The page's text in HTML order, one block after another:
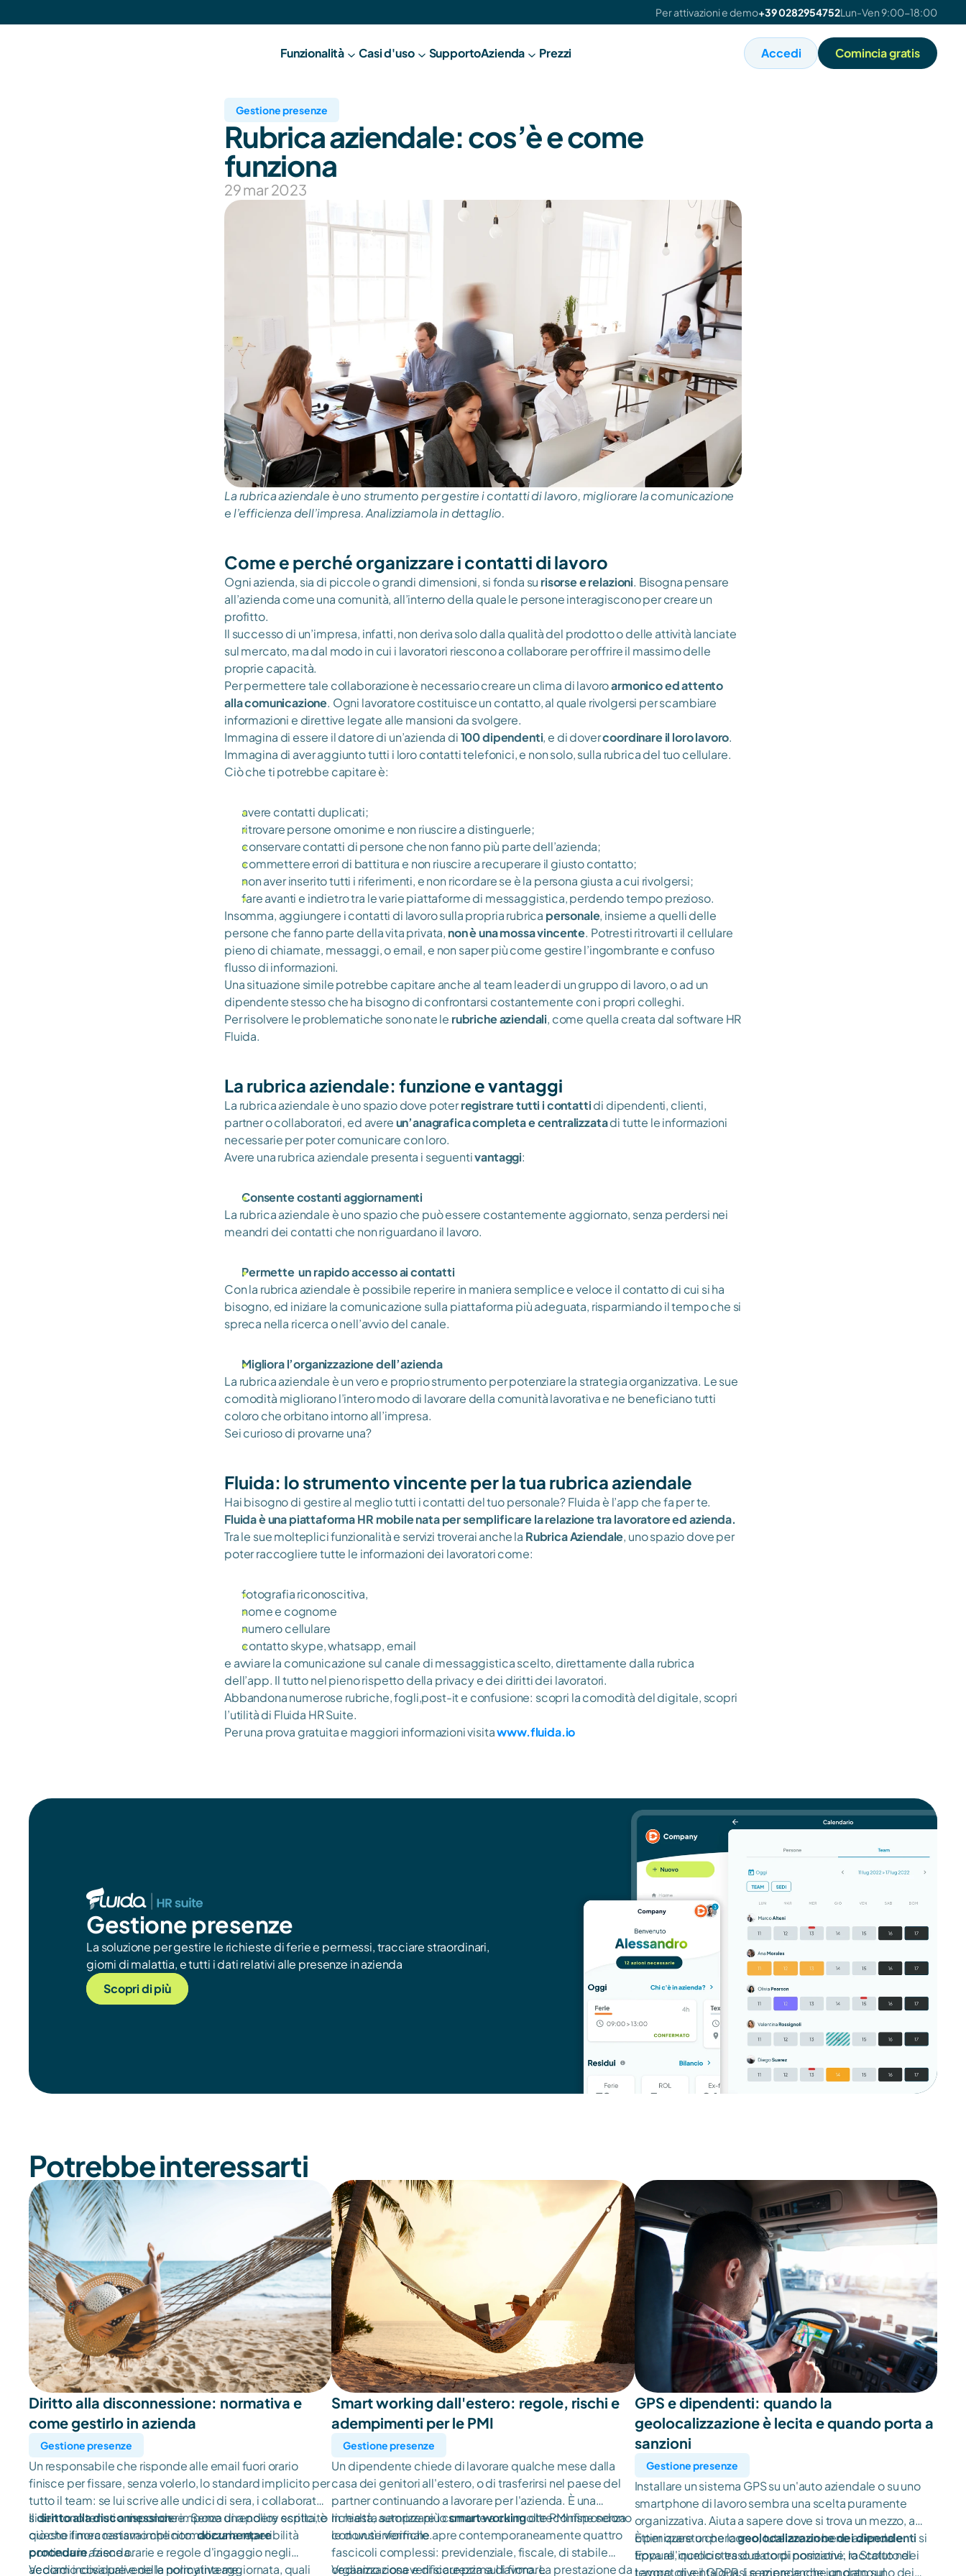
Per attivazioni e demo+39 0282954752Lun-Ven 9:00-18:00
Funzionalità Casi d'uso SupportoAzienda Prezzi Accedi Comincia gratis
Gestione presenze
Rubrica aziendale: cos’è e come
funziona
29 mar 2023
La rubrica aziendale è uno strumento per gestire i contatti di lavoro, migliorare la comunicazione
e l’efficienza dell’impresa. Analizziamola in dettaglio.
Come e perché organizzare i contatti di lavoro
Ogni azienda, sia di piccole o grandi dimensioni, si fonda su risorse e relazioni. Bisogna pensare
all’azienda come una comunità, all’interno della quale le persone interagiscono per creare un
profitto.
Il successo di un’impresa, infatti, non deriva solo dalla qualità del prodotto o delle attività lanciate
sul mercato, ma dal modo in cui i lavoratori riescono a collaborare per offrire il massimo delle
proprie capacità.
Per permettere tale collaborazione è necessario creare un clima di lavoro armonico ed attento
alla comunicazione. Ogni lavoratore costituisce un contatto, al quale rivolgersi per scambiare
informazioni e direttive legate alle mansioni da svolgere.
Immagina di essere il datore di un’azienda di 100 dipendenti, e di dover coordinare il loro lavoro.
Immagina di aver aggiunto tutti i loro contatti telefonici, e non solo, sulla rubrica del tuo cellulare.
Ciò che ti potrebbe capitare è:
avere contatti duplicati;
ritrovare persone omonime e non riuscire a distinguerle;
conservare contatti di persone che non fanno più parte dell’azienda;
commettere errori di battitura e non riuscire a recuperare il giusto contatto;
non aver inserito tutti i riferimenti, e non ricordare se è la persona giusta a cui rivolgersi;
fare avanti e indietro tra le varie piattaforme di messaggistica, perdendo tempo prezioso.
Insomma, aggiungere i contatti di lavoro sulla propria rubrica personale, insieme a quelli delle
persone che fanno parte della vita privata, non è una mossa vincente. Potresti ritrovarti il cellulare
pieno di chiamate, messaggi, o email, e non saper più come gestire l’ingombrante e confuso
flusso di informazioni.
Una situazione simile potrebbe capitare anche al team leader di un gruppo di lavoro, o ad un
dipendente stesso che ha bisogno di confrontarsi costantemente con i propri colleghi.
Per risolvere le problematiche sono nate le rubriche aziendali, come quella creata dal software HR
Fluida.
La rubrica aziendale: funzione e vantaggi
La rubrica aziendale è uno spazio dove poter registrare tutti i contatti di dipendenti, clienti,
partner o collaboratori, ed avere un’anagrafica completa e centralizzata di tutte le informazioni
necessarie per poter comunicare con loro.
Avere una rubrica aziendale presenta i seguenti vantaggi:
Consente costanti aggiornamenti
La rubrica aziendale è uno spazio che può essere costantemente aggiornato, senza perdersi nei
meandri dei contatti che non riguardano il lavoro.
Permette  un rapido accesso ai contatti
Con la rubrica aziendale è possibile reperire in maniera semplice e veloce il contatto di cui si ha
bisogno, ed iniziare la comunicazione sulla piattaforma più adeguata, risparmiando il tempo che si
spreca nella ricerca o nell’avvio del canale.
Migliora l’organizzazione dell’azienda
La rubrica aziendale è un vero e proprio strumento per potenziare la strategia organizzativa. Le sue
comodità migliorano l’intero modo di lavorare della comunità lavorativa e ne beneficiano tutti
coloro che orbitano intorno all’impresa.
Sei curioso di provarne una?
Fluida: lo strumento vincente per la tua rubrica aziendale
Hai bisogno di gestire al meglio tutti i contatti del tuo personale? Fluida è l’app che fa per te.
Fluida è una piattaforma HR mobile nata per semplificare la relazione tra lavoratore ed azienda.
Tra le sue molteplici funzionalità e servizi troverai anche la Rubrica Aziendale, uno spazio dove per
poter raccogliere tutte le informazioni dei lavoratori come:
fotografia riconoscitiva,
nome e cognome
numero cellulare
contatto skype, whatsapp, email
e avviare la comunicazione sul canale di messaggistica scelto, direttamente dalla rubrica
dell’app. Il tutto nel pieno rispetto della privacy e dei diritti dei lavoratori.
Abbandona numerose rubriche, fogli,post-it e confusione: scopri la comodità del digitale, scopri
l’utilità di Fluida HR Suite.
Per una prova gratuita e maggiori informazioni visita www.fluida.io
Gestione presenze
La soluzione per gestire le richieste di ferie e permessi, tracciare straordinari,
giorni di malattia, e tutti i dati relativi alle presenze in azienda
Scopri di più
Potrebbe interessarti
Diritto alla disconnessione: normativa e
come gestirlo in azienda
Gestione presenze
Un responsabile che risponde alle email fuori orario
finisce per fissare, senza volerlo, lo standard implicito per
tutto il team: se lui scrive alle undici di sera, i collaboratori
si sentono tenuti a rispondere. Senza una policy scritta, è
questo il meccanismo che normalizza la reperibilità
continua in azienda.
Ildiritto alla disconnessione impone di rendere esplicito
ciò che finora restava implicito:documentare
procedure, fasce orarie e regole d'ingaggio negli
accordi individuali e nelle policy interne.
Vediamo cosa prevede la normativa aggiornata, quali
Smart working dall'estero: regole, rischi e
adempimenti per le PMI
Gestione presenze
Un dipendente chiede di lavorare qualche mese dalla
casa dei genitori all'estero, o di trasferirsi nel paese del
partner continuando a lavorare per l'azienda. È una
richiesta sempre più comune a cui molte PMI rispondono
con un sì informale.
In realtà, autorizzare losmart workingoltreconfine senza
le dovute verifiche apre contemporaneamente quattro
fascicoli complessi: previdenziale, fiscale, di stabile
organizzazione e di sicurezza sul lavoro. La prestazione da
Vediamo cosa verificare prima di firmare
GPS e dipendenti: quando la
geolocalizzazione è lecita e quando porta a
sanzioni
Gestione presenze
Installare un sistema GPS su un'auto aziendale o su uno
smartphone di lavoro sembra una scelta puramente
organizzativa. Aiuta a sapere dove si trova un mezzo, a
ottimizzare un percorso, tutelare un bene aziendale.
Eppure, quello stesso dato di posizione, raccolto nel
tempo, diventa quasi sempre anche un dato sul
È per questo che lageolocalizzazione dei dipendenti si
trova all'incrocio tra due corpi normativi: lo Statuto dei
Lavoratori e il GDPR. Le aziende che ignorano uno dei